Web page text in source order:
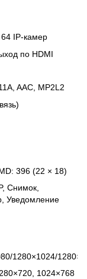
IP-камер
по HDMI
AAC, MP2L2
396 (22 × 18)
Снимок,
Уведомление
1280×1024/
1024×768